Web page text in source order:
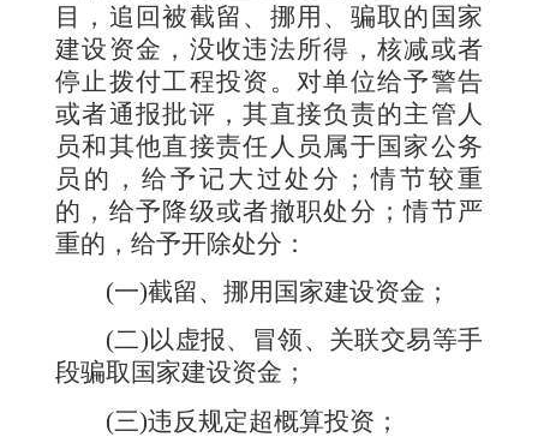
目，追回被截留、挪用、骗取的国家
建设资金，没收违法所得，核减或者
停止拨付工程投资。对单位给予警告
或者通报批评，其直接负责的主管人
员和其他直接责任人员属于国家公务
员的，给予记大过处分；情节较重
的，给予降级或者撤职处分；情节严
重的，给予开除处分：
(一)截留、挪用国家建设资金；
(二)以虚报、冒领、关联交易等手
段骗取国家建设资金；
(三)违反规定超概算投资；